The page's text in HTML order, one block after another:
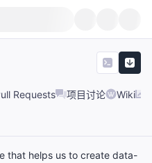
Requests 项目讨论 Wiki
that helps us to create data-